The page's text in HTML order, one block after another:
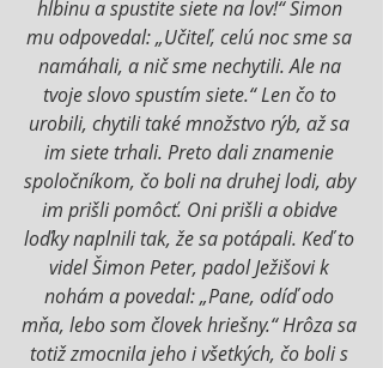
hlbinu a spustite siete na lov!“ Šimon
mu odpovedal: „Učiteľ, celú noc sme sa
namáhali, a nič sme nechytili. Ale na
tvoje slovo spustím siete.“ Len čo to
urobili, chytili také množstvo rýb, až sa
im siete trhali. Preto dali znamenie
spoločníkom, čo boli na druhej lodi, aby
im prišli pomôcť. Oni prišli a obidve
loďky naplnili tak, že sa potápali. Keď to
videl Šimon Peter, padol Ježišovi k
nohám a povedal: „Pane, odíď odo
mňa, lebo som človek hriešny.“ Hrôza sa
totiž zmocnila jeho i všetkých, čo boli s